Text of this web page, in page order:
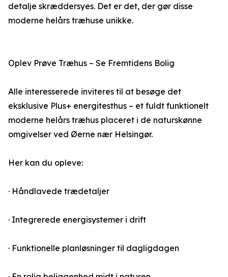
detalje skræddersyes. Det er det, der gør disse
moderne helårs træhuse unikke.
Oplev Prøve Træhus – Se Fremtidens Bolig
Alle interesserede inviteres til at besøge det
eksklusive Plus+ energitesthus – et fuldt funktionelt
moderne helårs træhus placeret i de naturskønne
omgivelser ved Øerne nær Helsingør.
Her kan du opleve:
· Håndlavede trædetaljer
· Integrerede energisystemer i drift
· Funktionelle planløsninger til dagligdagen